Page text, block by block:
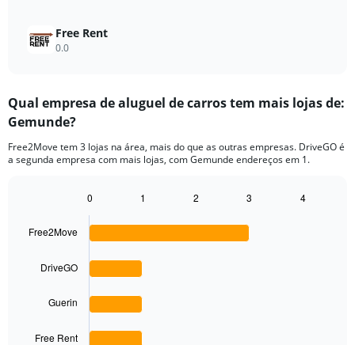
Free Rent
0.0
Qual empresa de aluguel de carros tem mais lojas de:
Gemunde?
Free2Move tem 3 lojas na área, mais do que as outras empresas. DriveGO é
a segunda empresa com mais lojas, com Gemunde endereços em 1.
with
chart
Free2Move
DriveGO
Guerin
Free Rent
0 1 2 3 4